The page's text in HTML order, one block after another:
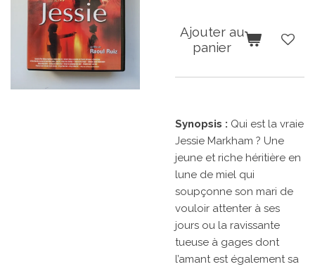
Ajouter au
panier
Synopsis : Qui est la vraie
Jessie Markham ? Une
jeune et riche héritière en
lune de miel qui
soupçonne son mari de
vouloir attenter à ses
jours ou la ravissante
tueuse à gages dont
l’amant est également sa